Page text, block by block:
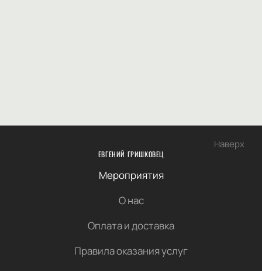
Наверх
ЕВГЕНИЙ ГРИШКОВЕЦ
Мероприятия
О нас
Оплата и доставка
Правила оказания услуг